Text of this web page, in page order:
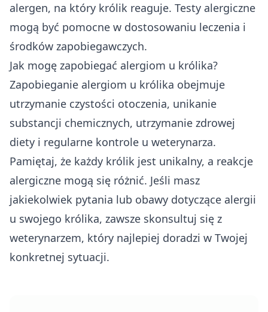
alergen, na który królik reaguje. Testy alergiczne
mogą być pomocne w dostosowaniu leczenia i
środków zapobiegawczych.
Jak mogę zapobiegać alergiom u królika?
Zapobieganie alergiom u królika obejmuje
utrzymanie czystości otoczenia, unikanie
substancji chemicznych, utrzymanie zdrowej
diety i regularne kontrole u weterynarza.
Pamiętaj, że każdy królik jest unikalny, a reakcje
alergiczne mogą się różnić. Jeśli masz
jakiekolwiek pytania lub obawy dotyczące alergii
u swojego królika, zawsze skonsultuj się z
weterynarzem, który najlepiej doradzi w Twojej
konkretnej sytuacji.